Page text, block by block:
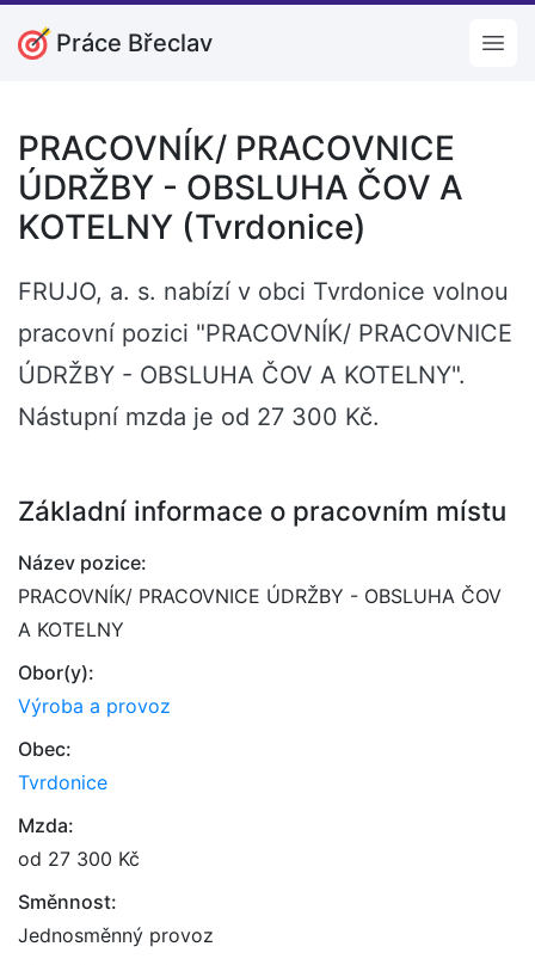
Práce Břeclav
PRACOVNÍK/ PRACOVNICE
ÚDRŽBY - OBSLUHA ČOV A
KOTELNY (Tvrdonice)
FRUJO, a. s. nabízí v obci Tvrdonice volnou
pracovní pozici "PRACOVNÍK/ PRACOVNICE
ÚDRŽBY - OBSLUHA ČOV A KOTELNY".
Nástupní mzda je od 27 300 Kč.
Základní informace o pracovním místu
Název pozice:
PRACOVNÍK/ PRACOVNICE ÚDRŽBY - OBSLUHA ČOV
A KOTELNY
Obor(y):
Výroba a provoz
Obec:
Tvrdonice
Mzda:
od 27 300 Kč
Směnnost:
Jednosměnný provoz